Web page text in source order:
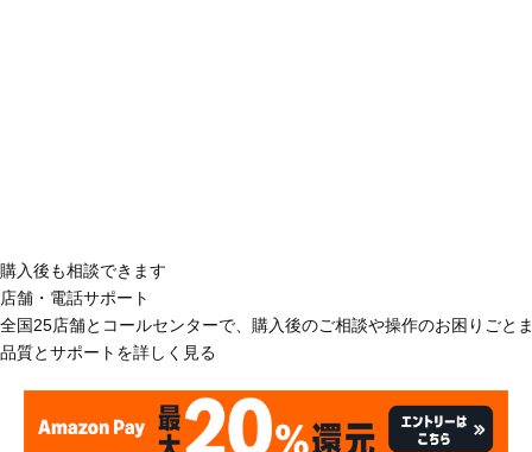
購入後も相談できます
店舗・電話サポート
全国25店舗とコールセンターで、購入後のご相談や操作のお困りごと
品質とサポートを詳しく見る